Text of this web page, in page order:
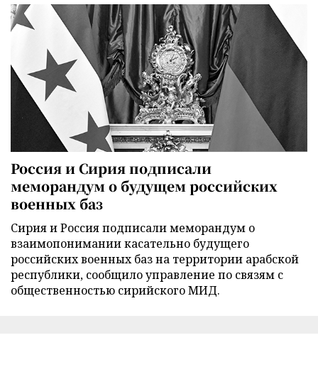
Россия и Сирия подписали
меморандум о будущем российских
военных баз
Сирия и Россия подписали меморандум о
взаимопонимании касательно будущего
российских военных баз на территории арабской
республики, сообщило управление по связям с
общественностью сирийского МИД.